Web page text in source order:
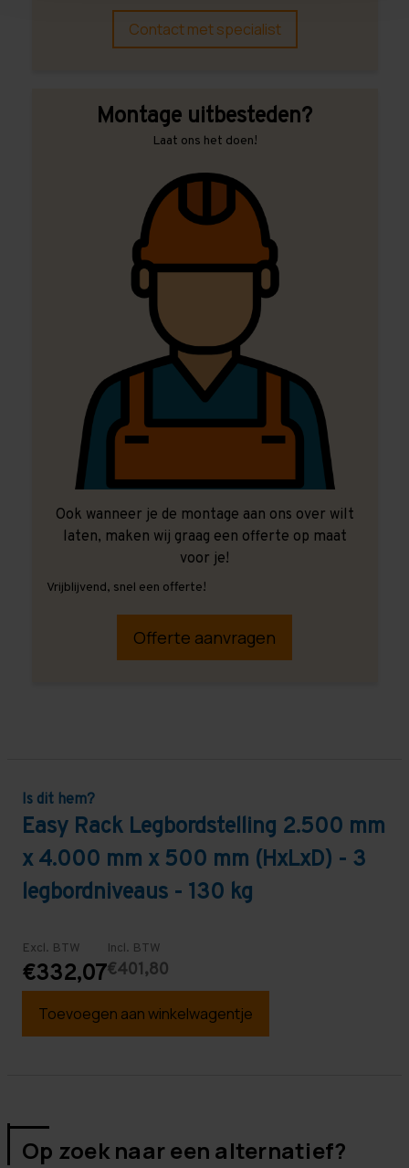
Contact met specialist
Montage uitbesteden?
Laat ons het doen!
Ook wanneer je de montage aan ons over wilt
laten, maken wij graag een offerte op maat
voor je!
Vrijblijvend, snel een offerte!
Offerte aanvragen
Is dit hem?
Easy Rack Legbordstelling 2.500 mm
x 4.000 mm x 500 mm (HxLxD) - 3
legbordniveaus - 130 kg
Excl. BTW
€332,07
Incl. BTW
€401,80
Toevoegen aan winkelwagentje
Op zoek naar een alternatief?